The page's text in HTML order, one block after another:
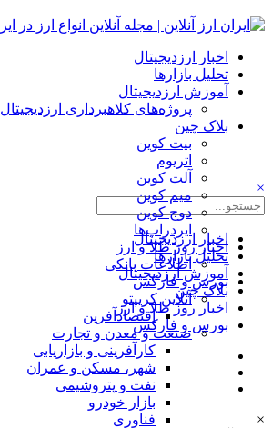
اخبار ارزدیجیتال
تحلیل بازارها
آموزش ارزدیجیتال
پروژه‌های کلاهبرداری ارزدیجیتال
بلاک چین
بیت کوین
اتریوم
آلت کوین
میم کوین‌
دوج کوین
ایردراپ‌ها
اخبار روز طلا و ارز
اطلاعات بانکی
بورس و فارکس
آنلاین کریپتو
اقتصادآفرین
صنعت و معدن و تجارت
کارآفرینی و بازاریابی
شهر، مسکن و عمران
نفت و پتروشیمی
بازار خودرو
فناوری
×
اخبار ارزدیجیتال
تحلیل بازارها
آموزش ارزدیجیتال
بلاک چین
اخبار روز طلا و ارز
بورس و فارکس
×